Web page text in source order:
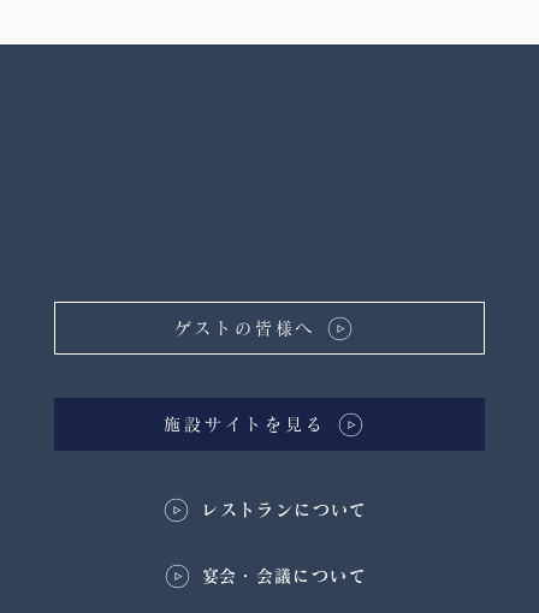
施設サイトを見る
ゲストの皆様へ
​宴会・会議について
レストランについて